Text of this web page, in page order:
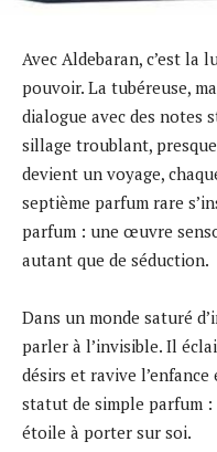
Avec Aldebaran, c’est la
pouvoir. La tubéreuse,
dialogue avec des notes
sillage troublant,
devient un voyage,
septième parfum rare
parfum : une œuvre
autant que de séduction.
Dans un monde saturé
parler à l’invisible. Il
désirs et ravive l’enfance
statut de simple parfum
étoile à porter sur soi.